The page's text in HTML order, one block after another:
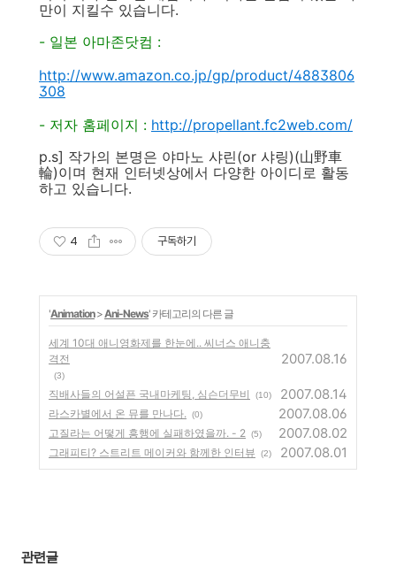
만이 지킬수 있습니다.
- 일본 아마존닷컴 :
http://www.amazon.co.jp/gp/product/4883806
308
- 저자 홈페이지 : http://propellant.fc2web.com/
p.s] 작가의 본명은 야마노 샤린(or 샤링)(山野車
輪)이며 현재 인터넷상에서 다양한 아이디로 활동
하고 있습니다.
4 구독하기
'Animation>Ani-News' 카테고리의 다른 글
세계 10대 애니영화제를 한눈에.. 씨너스 애니충
격전
(3)
2007.08.16
직배사들의 어설픈 국내마케팅, 심슨더무비 (10) 2007.08.14
라스카별에서 온 뮤를 만나다. (0) 2007.08.06
고질라는 어떻게 흥행에 실패하였을까. - 2 (5) 2007.08.02
그래피티? 스트리트 메이커와 함께한 인터뷰 (2) 2007.08.01
관련글